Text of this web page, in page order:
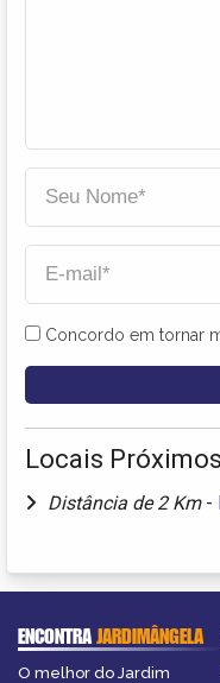
Concordo em tornar
Locais
Distância de 2 Km -
ENCONTRAJARDIMÂNGELA
O melhor do Jardim